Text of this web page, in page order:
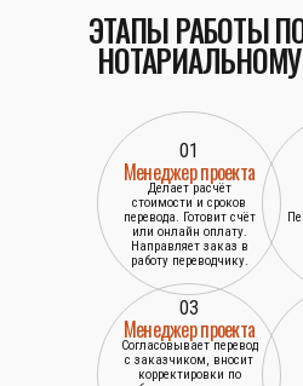
ЭТАПЫ РАБОТЫ
01
Менеджер проекта
Делает расчёт
стоимости и сроков
перевода. Готовит счёт
или онлайн оплату.
Направляет заказ в
работу переводчику.
03
Менеджер проекта
Согласовывает перевод
с заказчиком, вносит
корректировки по